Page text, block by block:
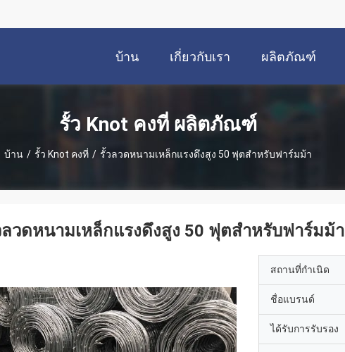
บ้าน เกี่ยวกับเรา ผลิตภัณฑ์
รั้ว Knot คงที่ ผลิตภัณฑ์
บ้าน / รั้ว Knot คงที่ / รั้วลวดหนามเหล็กแรงดึงสูง 50 ฟุตสำหรับฟาร์มม้า
วดหนามเหล็กแรงดึงสูง 50 ฟุตสำหรับฟาร์มม้า
สถานที่กำเนิด
ชื่อแบรนด์
ได้รับการรับรอง